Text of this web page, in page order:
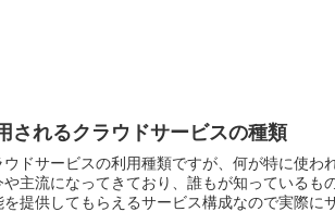
されるクラウドサービスの種類
ウドサービスの利用種類ですが、何が特に使わ
や主流になってきており、誰もが知っているも
を提供してもらえるサービス構成なので実際に